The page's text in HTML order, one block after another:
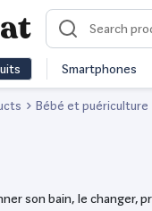
Smartphones
Bébé et puériculture
son bain, le changer,